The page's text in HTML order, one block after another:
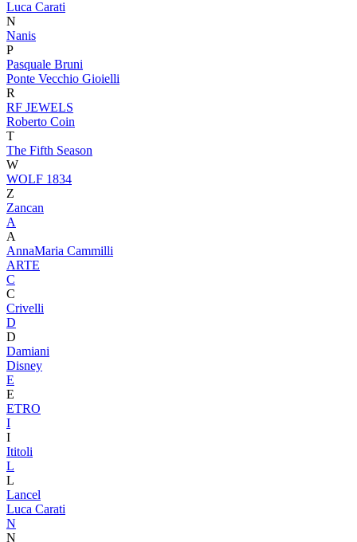
Luca Carati
N
Nanis
P
Pasquale Bruni
Ponte Vecchio Gioielli
R
RF JEWELS
Roberto Coin
T
The Fifth Season
W
WOLF 1834
Z
Zancan
A
A
AnnaMaria Cammilli
ARTE
C
C
Crivelli
D
D
Damiani
Disney
E
E
ETRO
I
I
Ititoli
L
L
Lancel
Luca Carati
N
N